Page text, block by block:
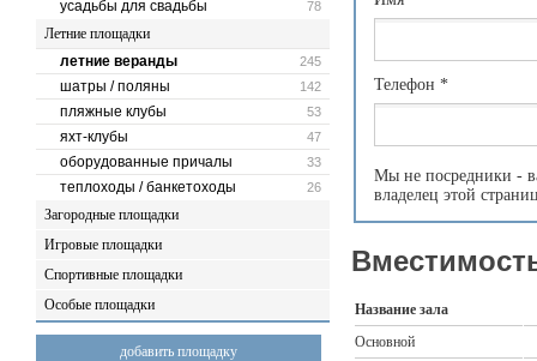
78
усадьбы для свадьбы
Летние площадки
245
летние веранды
142
шатры / поляны
53
пляжные клубы
47
яхт-клубы
33
оборудованные причалы
26
теплоходы / банкетоходы
Загородные площадки
Игровые площадки
Спортивные площадки
Особые площадки
добавить площадку
Телефон *
Мы не посредники -
владелец этой
Название зала
Основной